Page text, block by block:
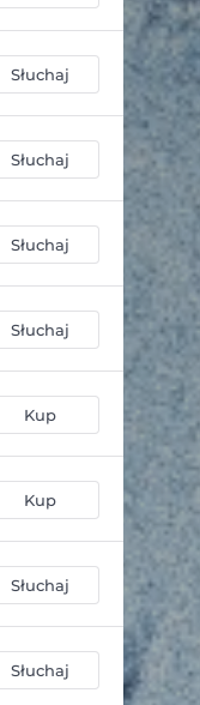
Słuchaj
Słuchaj
Słuchaj
Słuchaj
Kup
Kup
Słuchaj
Słuchaj